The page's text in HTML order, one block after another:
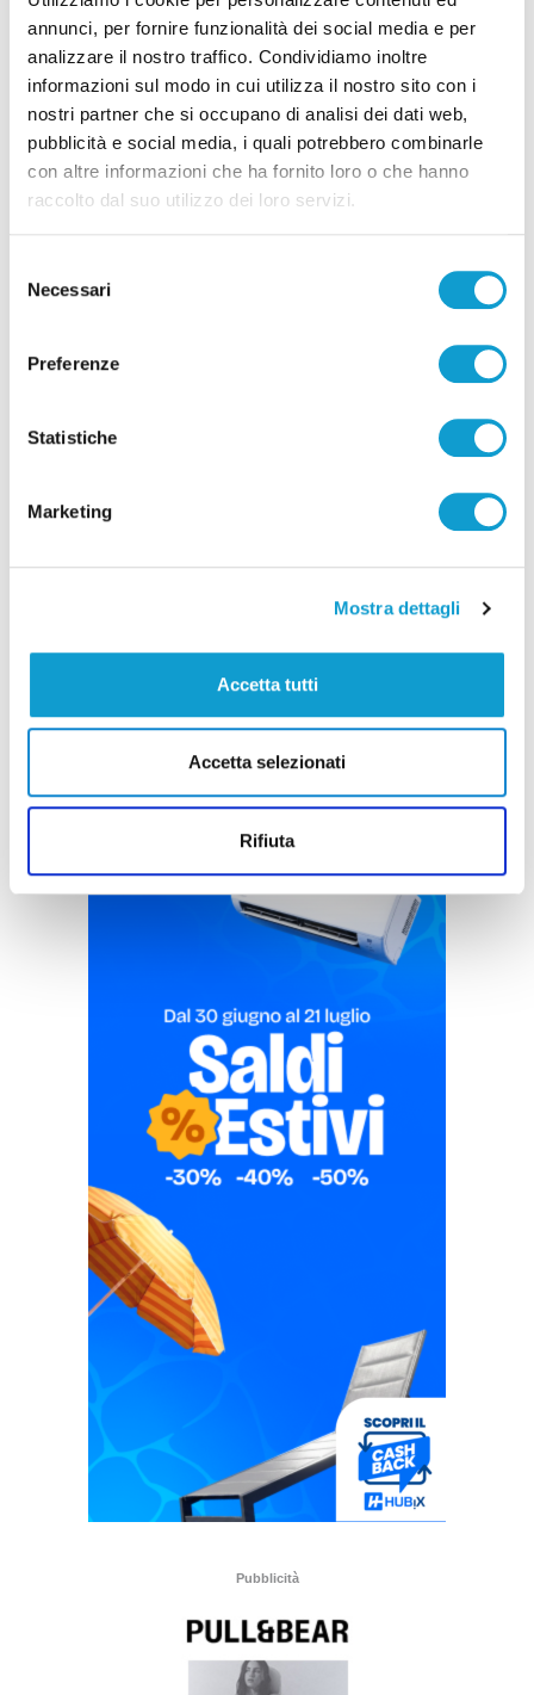
annunci, per fornire funzionalità dei social media e per
analizzare il nostro traffico. Condividiamo inoltre
informazioni sul modo in cui utilizza il nostro sito con i
nostri partner che si occupano di analisi dei dati web,
pubblicità e social media, i quali potrebbero combinarle
con altre informazioni che ha fornito loro o che hanno
raccolto dal suo utilizzo dei loro servizi.
delNecessari
Preferenze
Statistiche
Marketing
Mostra dettagli
Accetta tutti
Accetta selezionati
Rifiuta
Correlati
Borse schermate e 2mila euro di profumi
Pubblicità